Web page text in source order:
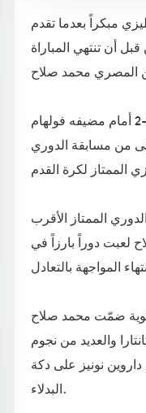
مبكراً بعدما تقدم
أن تنتهي المباراة
سقط ليفربول في فخ التعادل 2-2 أمام مضيفه فولهام
من مسابقة الدوري
الممتاز الأقرب
لعبت دوراً بارزاً في
قوية ضمّت محمد صلاح
والعديد من نجوم
نونيز على دكة
البدلاء.